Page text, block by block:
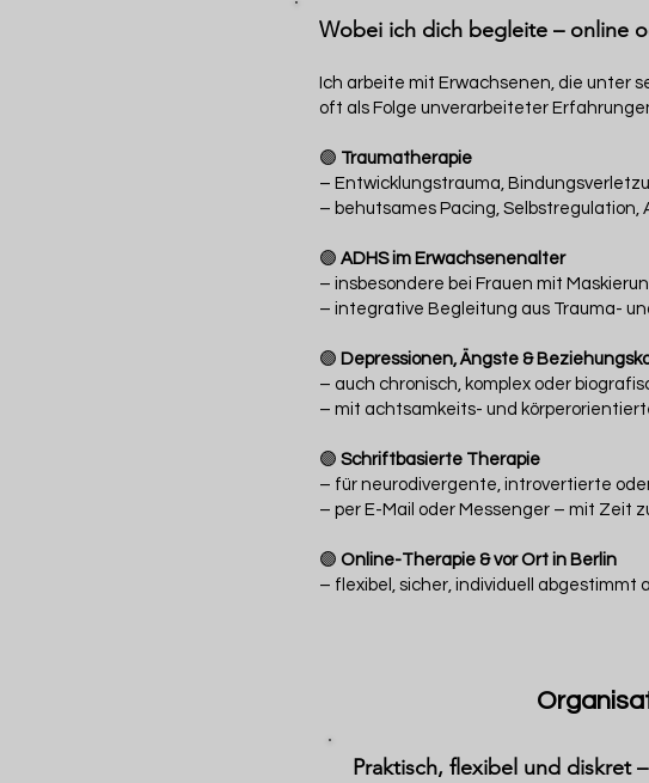
Wobei ich dich begleite – online
Ich arbeite mit Erwachsenen, die unter
oft als Folge unverarbeiteter
🟣 Traumatherapie
– Entwicklungstrauma,
– behutsames Pacing,
🟣 ADHS im Erwachsenenalter
– insbesondere bei Frauen mit
– integrative Begleitung aus Trauma-
🟣 Depressionen, Ängste &
– auch chronisch, komplex oder
– mit achtsamkeits- und
🟣 Schriftbasierte Therapie
– für neurodivergente, introvertierte
– per E-Mail oder Messenger – mit Zeit
🟣 Online-Therapie & vor Ort in Berlin
– flexibel, sicher, individuell abgestimmt
Praktisch, flexibel und diskret